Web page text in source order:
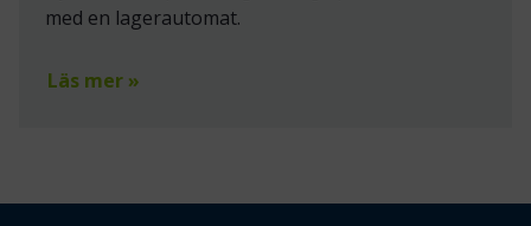
med en lagerautomat.
Läs mer »